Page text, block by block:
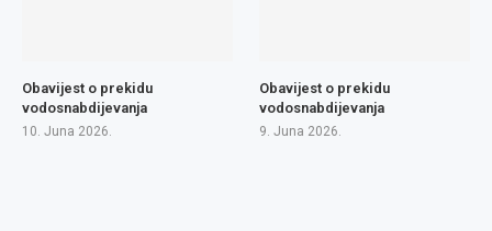
Obavijest o prekidu
vodosnabdijevanja
10. Juna 2026.
Obavijest o prekidu
vodosnabdijevanja
9. Juna 2026.